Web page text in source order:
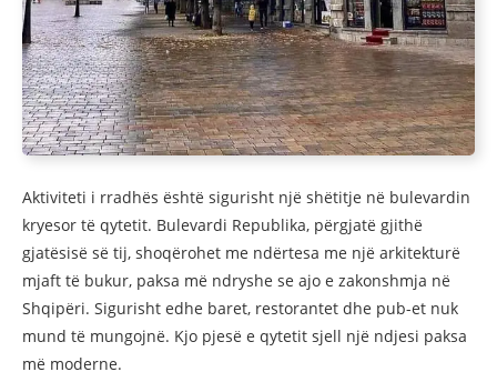
Aktiviteti i rradhës është sigurisht një shëtitje në bulevardin
kryesor të qytetit. Bulevardi Republika, përgjatë gjithë
gjatësisë së tij, shoqërohet me ndërtesa me një arkitekturë
mjaft të bukur, paksa më ndryshe se ajo e zakonshmja në
Shqipëri. Sigurisht edhe baret, restorantet dhe pub-et nuk
mund të mungojnë. Kjo pjesë e qytetit sjell një ndjesi paksa
më moderne.